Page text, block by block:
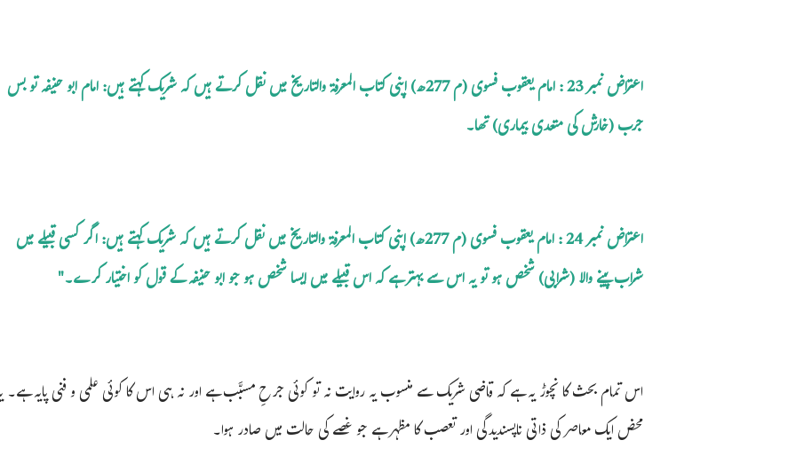
اعتراض نمبر 23 : امام یعقوب فسوی (م 277ھ) اپنی کتاب المعرفة والتاریخ میں نقل کرتے ہیں کہ شریک کہتے ہیں: امام ابو حنیفہ تو بس
جرب (خارش کی متعدی بیماری) تھا۔
اعتراض نمبر 24 : امام یعقوب فسوی (م 277ھ) اپنی کتاب المعرفة والتاریخ میں نقل کرتے ہیں کہ شریک کہتے ہیں: اگر کسی قبیلے میں
شراب پینے والا (شرابی) شخص ہو تو یہ اس سے بہتر ہے کہ اس قبیلے میں ایسا شخص ہو جو ابو حنیفہ کے قول کو اختیار کرے۔"
اس تمام بحث کا نچوڑ یہ ہے کہ قاضی شریک سے منسوب یہ روایت نہ تو کوئی جرحِ مسبَّب ہے اور نہ ہی اس کا کوئی علمی و فنی پایہ ہے۔
محض ایک معاصر کی ذاتی ناپسندیدگی اور تعصب کا مظہر ہے جو غصے کی حالت میں صادر ہوا۔